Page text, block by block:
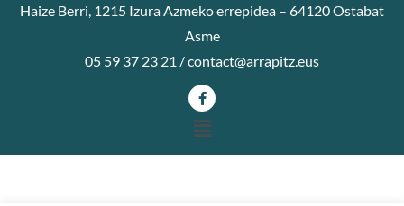
Haize Berri, 1215 Izura Azmeko errepidea – 64120 Ostabat
Asme
05 59 37 23 21 /contact@arrapitz.eus